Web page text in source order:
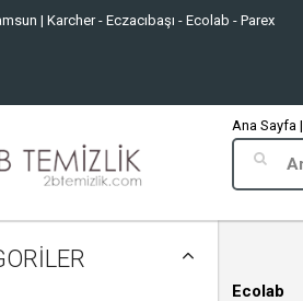
| Karcher - Eczacıbaşı - Ecolab - Parex
Ana Sayfa |
Ecolab